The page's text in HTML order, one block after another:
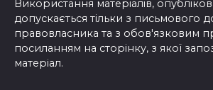
Використання матеріалів,
допускається тільки з письмового
правовласника та з обов'язковим
посиланням на сторінку, з якої
матеріал.